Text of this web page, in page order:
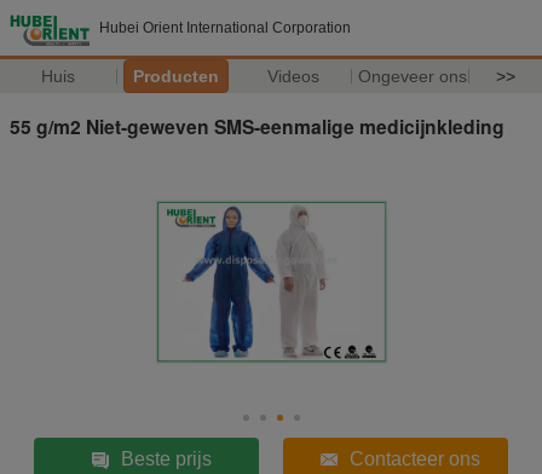
Hubei Orient International Corporation
Huis Producten Videos Ongeveer ons >>
55 g/m2 Niet-geweven SMS-eenmalige medicijnkleding
Beste prijs Contacteer ons